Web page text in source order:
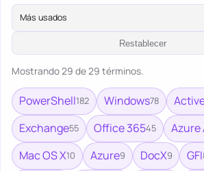
Restablecer
Mostrando 29 de 29 términos.
PowerShell182 Windows78
Exchange55 Office 36545 Azure
Mac OS X10 Azure9 DocX9 GFI